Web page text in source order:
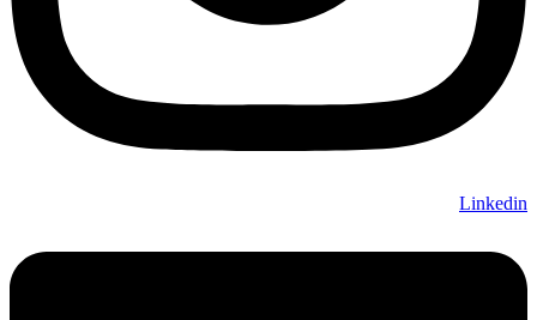
Linkedin